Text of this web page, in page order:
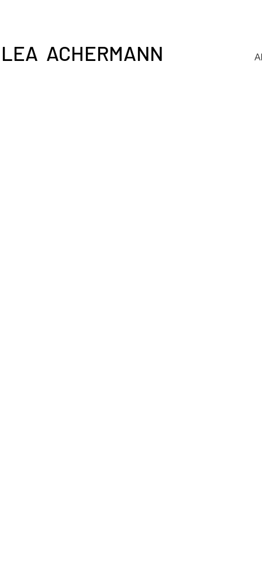
LEA ACHERMANN